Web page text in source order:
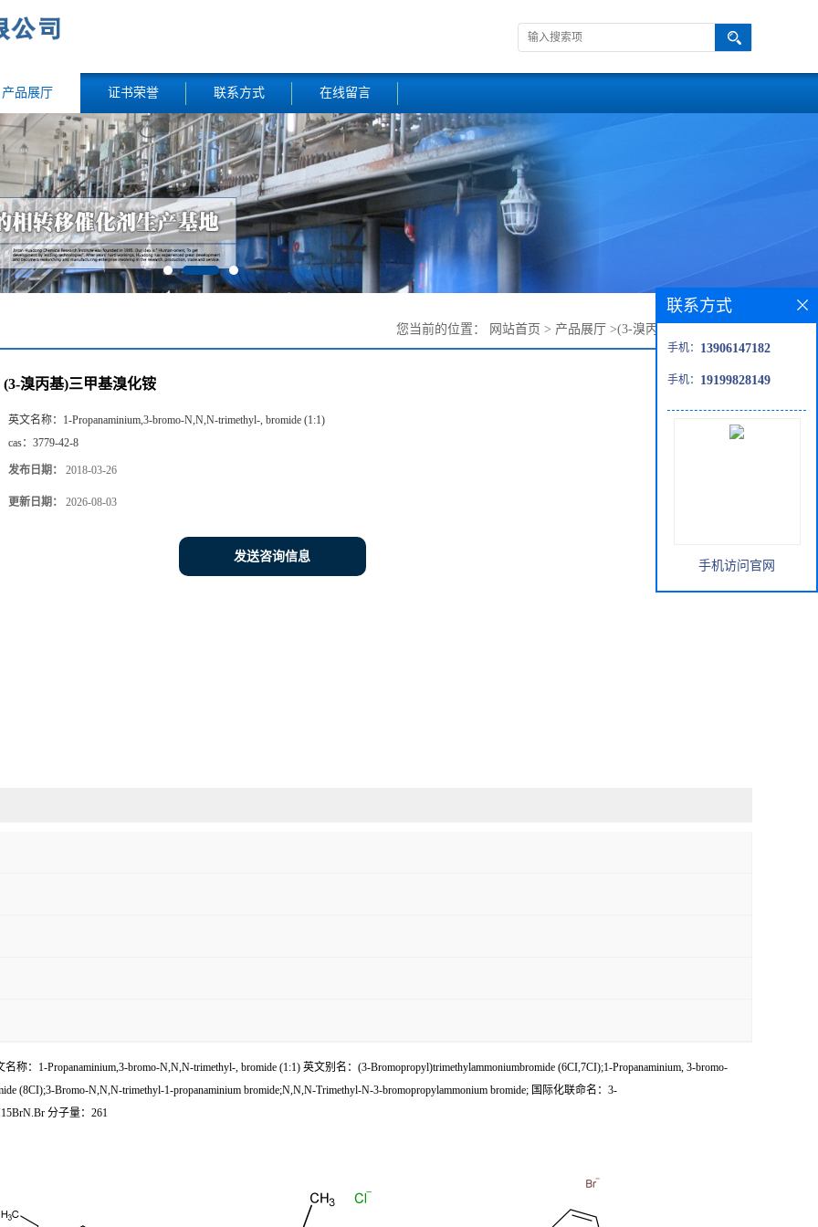
产品展厅 证书荣誉 联系方式 在线留言
您当前的位置： 网站首页 > 产品展厅 >(3-溴丙基)三甲基溴化铵
(3-溴丙基)三甲基溴化铵
英文名称： 1-Propanaminium,3-bromo-N,N,N-trimethyl-, bromide (1:1)
cas： 3779-42-8
发布日期： 2018-03-26
更新日期： 2026-08-03
发送咨询信息
：1-Propanaminium,3-bromo-N,N,N-trimethyl-, bromide (1:1) 英文别名：(3-Bromopropyl)trimethylammoniumbromide (6CI,7CI);1-Propanaminium, 3-bromo-
(8CI);3-Bromo-N,N,N-trimethyl-1-propanaminium bromide;N,N,N-Trimethyl-N-3-bromopropylammonium bromide; 国际化联命名：3-
分子量：261
联系方式
手机： 13906147182
手机： 19199828149
手机访问官网